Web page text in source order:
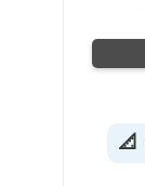
📐